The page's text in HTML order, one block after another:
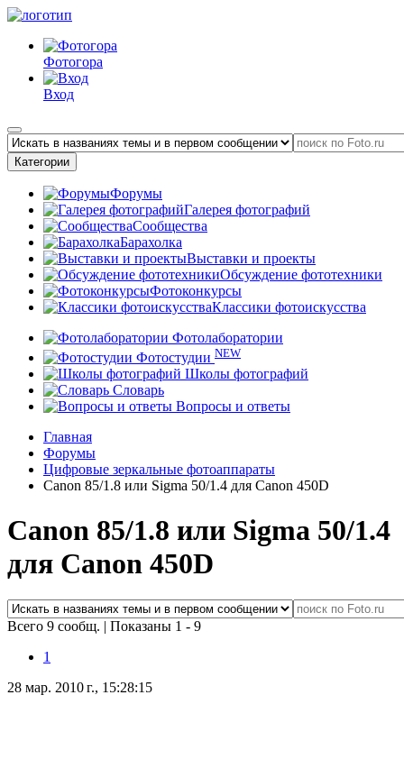
Фотогора
Вход
Категории
Форумы
Галерея фотографий
Сообщества
Барахолка
Выставки и проекты
Обсуждение фототехники
Фотоконкурсы
Классики фотоискусства
Фотолаборатории
Фотостудии NEW
Школы фотографий
Словарь
Вопросы и ответы
Главная
Форумы
Цифровые зеркальные фотоаппараты
Canon 85/1.8 или Sigma 50/1.4 для Canon 450D
Canon 85/1.8 или Sigma 50/1.4
для Canon 450D
Всего 9 сообщ. | Показаны 1 - 9
1
28 мар. 2010 г., 15:28:15